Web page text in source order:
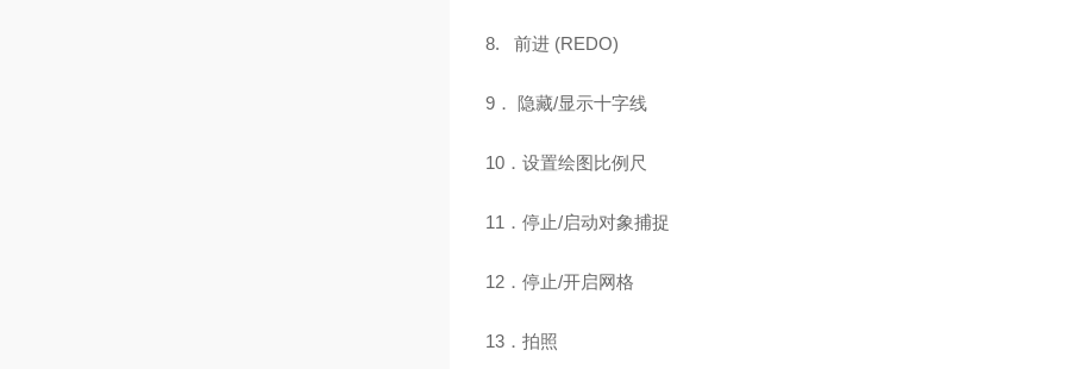
8. 前进 (REDO)
9． 隐藏/显示十字线
10．设置绘图比例尺
11．停止/启动对象捕捉
12．停止/开启网格
13．拍照